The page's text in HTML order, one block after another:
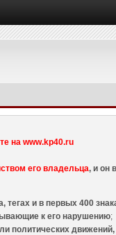
на www.kp40.ru
его владельца, и он
и в первых 400
к его нарушению;
политических